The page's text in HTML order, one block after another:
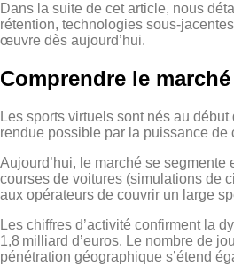
Dans la suite de cet article, nous
rétention, technologies
œuvre dès aujourd’hui.
Comprendre le
Les sports virtuels sont nés au
rendue possible par la puissance de
Aujourd’hui, le marché se
courses de voitures (simulations de
aux opérateurs de couvrir un large
Les chiffres d’activité confirment la
1,8 milliard d’euros. Le nombre de
pénétration géographique s’étend